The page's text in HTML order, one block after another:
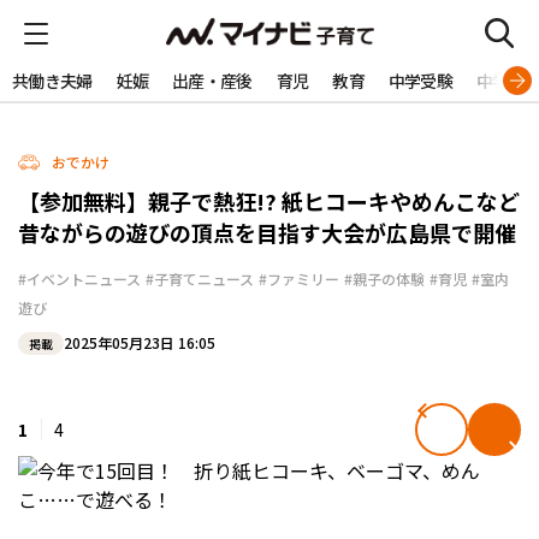
共働き夫婦 妊娠 出産・産後 育児 教育 中学受験 中学生
おでかけ
【参加無料】親子で熱狂!? 紙ヒコーキやめんこなど
昔ながらの遊びの頂点を目指す大会が広島県で開催
#イベントニュース #子育てニュース #ファミリー #親子の体験 #育児 #室内
遊び
掲載 2025年05月23日 16:05
1 4